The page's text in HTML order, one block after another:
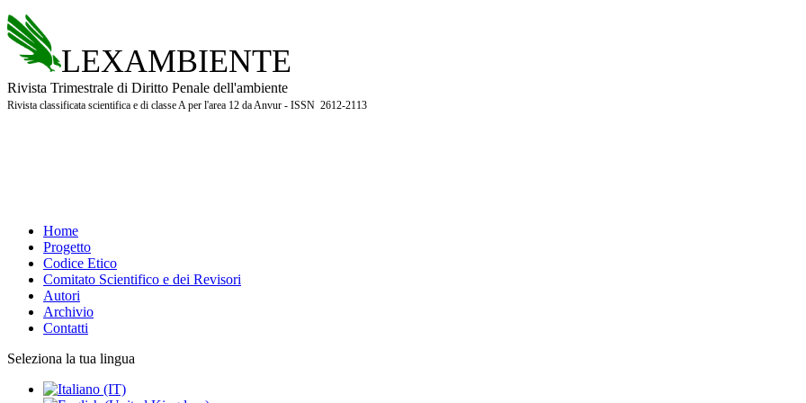
LEXAMBIENTE
Rivista Trimestrale di Diritto Penale dell'ambiente
Rivista classificata scientifica e di classe A per l'area 12 da Anvur - ISSN 2612-2113
Home
Progetto
Codice Etico
Comitato Scientifico e dei Revisori
Autori
Archivio
Contatti
Seleziona la tua lingua